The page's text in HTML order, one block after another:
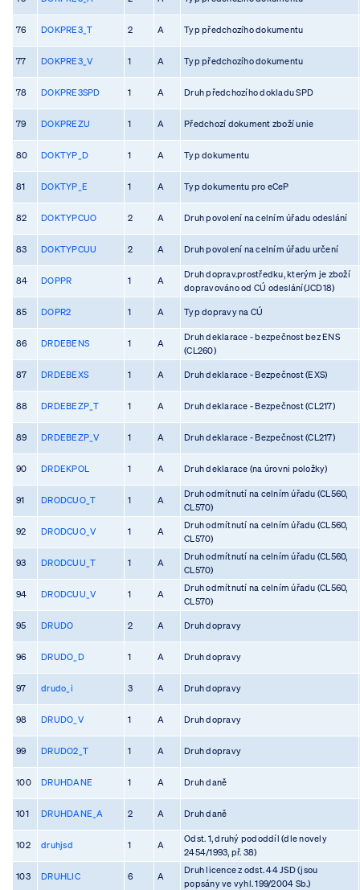
76 DOKPRE3_T 2 A Typ předchozího dokumentu
77 DOKPRE3_V 1 A Typ předchozího dokumentu
78 DOKPRE3SPD 1 A Druh předchozího dokladu SPD
79 DOKPREZU 1 A Předchozí dokument zboží unie
80 DOKTYP_D 1 A Typ dokumentu
81 DOKTYP_E 1 A Typ dokumentu pro eCeP
82 DOKTYPCUO 2 A Druh povolení na celním úřadu odeslání
83 DOKTYPCUU 2 A Druh povolení na celním úřadu určení
84 DOPPR 1 A
Druh doprav.prostředku, kterým je zboží
dopravováno od CÚ odeslání(JCD18)
85 DOPR2 1 A Typ dopravy na CÚ
86 DRDEBENS 1 A
Druh deklarace - bezpečnost bez ENS
(CL260)
87 DRDEBEXS 1 A Druh deklarace - Bezpečnost (EXS)
88 DRDEBEZP_T 1 A Druh deklarace - Bezpečnost (CL217)
89 DRDEBEZP_V 1 A Druh deklarace - Bezpečnost (CL217)
90 DRDEKPOL 1 A Druh deklarace (na úrovni položky)
91 DRODCUO_T 1 A
Druh odmítnutí na celním úřadu (CL560,
CL570)
92 DRODCUO_V 1 A
Druh odmítnutí na celním úřadu (CL560,
CL570)
93 DRODCUU_T 1 A
Druh odmítnutí na celním úřadu (CL560,
CL570)
94 DRODCUU_V 1 A
Druh odmítnutí na celním úřadu (CL560,
CL570)
95 DRUDO 2 A Druh dopravy
96 DRUDO_D 1 A Druh dopravy
97 drudo_i 3 A Druh dopravy
98 DRUDO_V 1 A Druh dopravy
99 DRUDO2_T 1 A Druh dopravy
100 DRUHDANE 1 A Druh daně
101 DRUHDANE_A 2 A Druh daně
102 druhjsd 1 A
Odst. 1, druhý pododdíl (dle novely
2454/1993, př. 38)
103 DRUHLIC 6 A
Druh licence z odst. 44 JSD (jsou
popsány ve vyhl. 199/2004 Sb.)